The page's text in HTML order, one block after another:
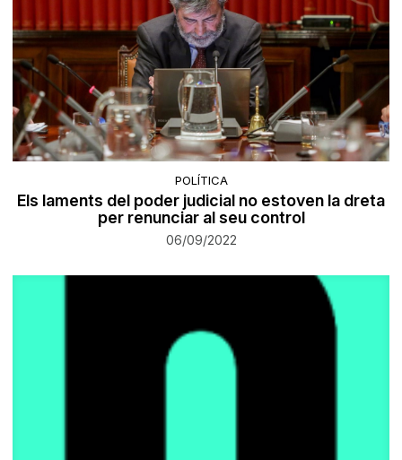
POLÍTICA
Els laments del poder judicial no estoven la dreta
per renunciar al seu control
06/09/2022